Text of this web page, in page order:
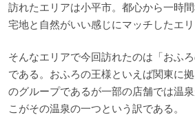
訪れたエリアは小平市。都心から一時
宅地と自然がいい感じにマッチしたエリ
そんなエリアで今回訪れたのは「おふ
である。おふろの王様といえば関東に
のグループであるが一部の店舗では温
こがその温泉の一つという訳である。